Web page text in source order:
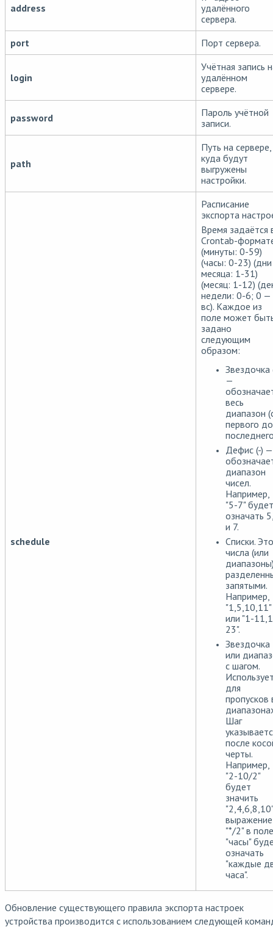
address
удалённого
сервера.
port
Порт сервера.
login
Учётная запись
удалённом
сервере.
password
Пароль учётной
записи.
path
Путь на сервере,
куда будут
выгружены
настройки.
schedule
Расписание
экспорта
Время задаётся
Crontab-
(минуты: 0-59)
(часы: 0-23) (дни
месяца: 1-31)
(месяц: 1-12)
недели: 0-6; 0 —
вс). Каждое из
поле может
задано
следующим
образом:
Звездочка
—
весь
диапазон
первого до
Дефис (-) —
диапазон
чисел.
Например,
"5-7" будет
означать
и 7.
Списки. Это
числа (или
запятыми.
Например,
"1,5,10,11"
или "1-
23".
Звездочка
или
с шагом.
для
пропусков
Шаг
после
черты.
Например,
"2-10/2"
будет
значить
выражение
"*/2" в поле
"часы"
означать
"каждые
часа".
Обновление существующего правила экспорта настроек
устройства производится с использованием следующей